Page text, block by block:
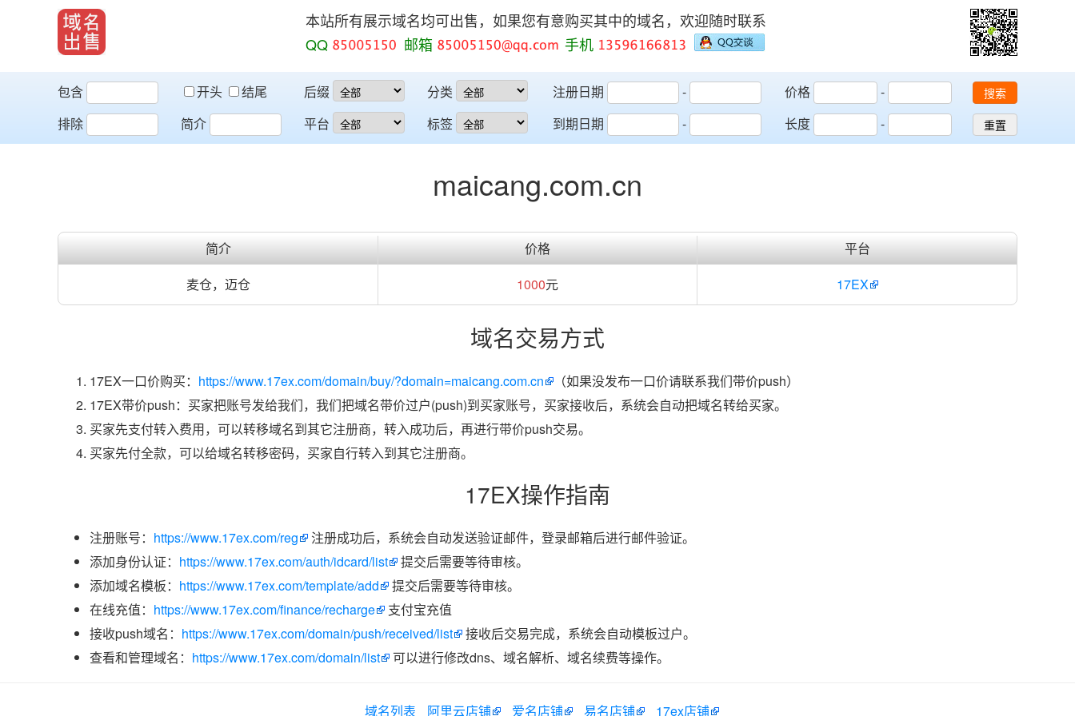
本站所有展示域名均可出售，如果您有意购买其中的域名，欢迎随时联系
QQ
邮箱 手机
包含 开头
结尾
排除
简介
后缀
平台
分类
标签
注册日期
-
到期日期
-
价格
-
长度
-
搜索
重置
maicang.com.cn
简介 价格
平台
麦仓，迈仓
1000元 17EX
域名交易方式
17EX一口价购买： https://www.17ex.com/domain/buy/?domain=maicang.com.cn
（如果没发布一口价请联系我们带价push）
17EX带价push：买家把账号发给我们，我们把域名带价过户(push)到买家账号，买家接收后，系统会自动把域名转给买家。
买家先支付转入费用，可以转移域名到其它注册商，转入成功后，再进行带价push交易。
买家先付全款，可以给域名转移密码，买家自行转入到其它注册商。
17EX操作指南
注册账号： https://www.17ex.com/reg
注册成功后，系统会自动发送验证邮件，登录邮箱后进行邮件验证。
添加身份认证： https://www.17ex.com/auth/idcard/list
提交后需要等待审核。
添加域名模板： https://www.17ex.com/template/add
提交后需要等待审核。
在线充值： https://www.17ex.com/finance/recharge
支付宝充值
接收push域名： https://www.17ex.com/domain/push/received/list
接收后交易完成，系统会自动模板过户。
查看和管理域名： https://www.17ex.com/domain/list 可以进行修改dns、域名解析、域名续费等操作。
域名列表 阿里云店铺 爱名店铺 易名店铺 17ex店铺